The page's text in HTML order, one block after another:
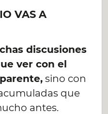
VAS A
discusiones
ver con el
sino con
que
antes.